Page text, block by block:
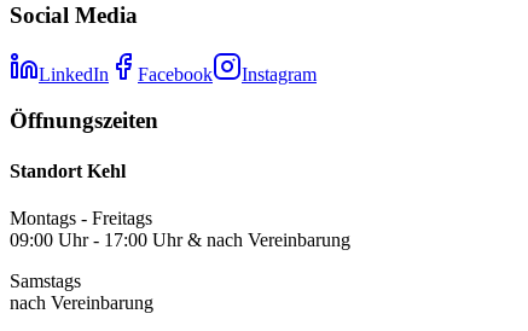
Social Media
LinkedIn Facebook Instagram
Öffnungszeiten
Standort Kehl
Montags - Freitags
09:00 Uhr - 17:00 Uhr & nach Vereinbarung
Samstags
nach Vereinbarung